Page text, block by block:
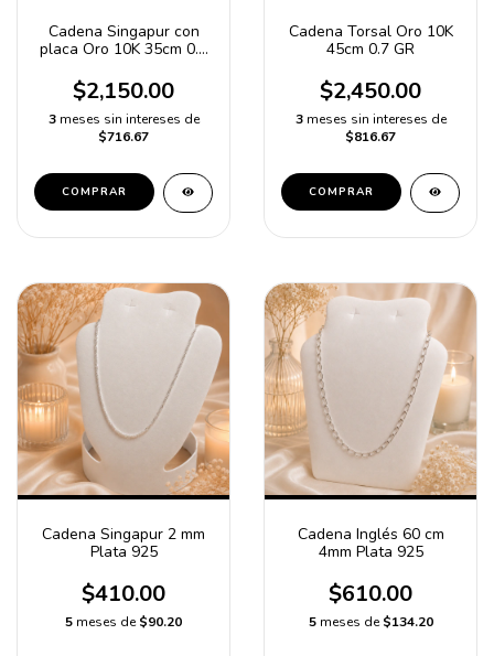
Cadena Singapur con
placa Oro 10K 35cm 0.6
$2,150.00
3 meses sin intereses de
$716.67
COMPRAR
Cadena Torsal Oro 10K
45cm 0.7 GR
$2,450.00
3 meses sin intereses de
$816.67
COMPRAR
Cadena Singapur 2 mm
Plata 925
$410.00
5 meses de$90.20
Cadena Inglés 60 cm
4mm Plata 925
$610.00
5 meses de$134.20